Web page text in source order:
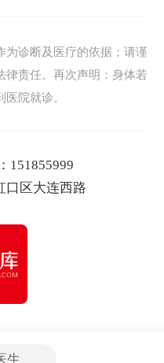
为诊断及医疗的依据；请谨
律责任。再次声明：身体若
院就诊。
151855999
口区大连西路
生